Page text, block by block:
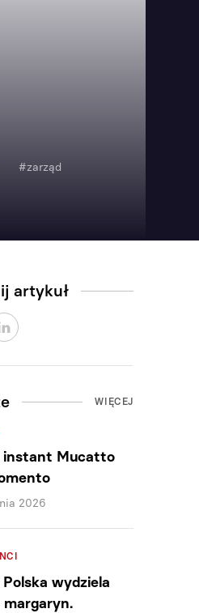
#zarząd
artykuł
WIĘCEJ
instant Mucatto
2026
Polska wydziela
margaryn.